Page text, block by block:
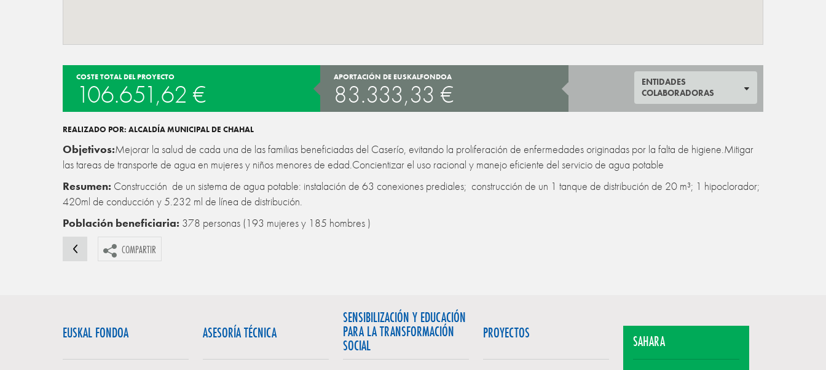
COSTE TOTAL DEL PROYECTO
106.651,62 €
APORTACIÓN DE EUSKALFONDOA
83.333,33 €
ENTIDADES
COLABORADORAS
REALIZADO POR: ALCALDÍA MUNICIPAL DE CHAHAL
Objetivos:Mejorar la salud de cada una de las familias beneficiadas del Caserío, evitando la proliferación de enfermedades originadas por la falta de higiene.Mitigar
las tareas de transporte de agua en mujeres y niños menores de edad.Concientizar el uso racional y manejo eficiente del servicio de agua potable
Resumen: Construcción de un sistema de agua potable: instalación de 63 conexiones prediales; construcción de un 1 tanque de distribución de 20 m³; 1 hipoclorador;
420ml de conducción y 5.232 ml de línea de distribución.
Población beneficiaria: 378 personas (193 mujeres y 185 hombres )
COMPARTIR
EUSKAL FONDOA ASESORÍA TÉCNICA
SENSIBILIZACIÓN Y EDUCACIÓN
PARA LA TRANSFORMACIÓN
SOCIAL
PROYECTOS SAHARA